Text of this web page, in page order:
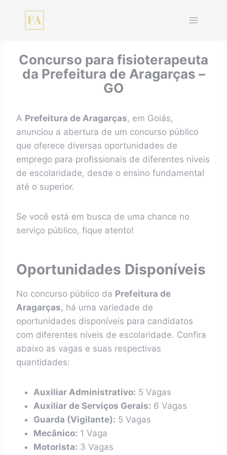
Concurso para fisioterapeuta
da Prefeitura de Aragarças –
GO
A Prefeitura de Aragarças, em Goiás,
anunciou a abertura de um concurso público
que oferece diversas oportunidades de
emprego para profissionais de diferentes níveis
de escolaridade, desde o ensino fundamental
até o superior.
Se você está em busca de uma chance no
serviço público, fique atento!
Oportunidades Disponíveis
No concurso público da Prefeitura de
Aragarças, há uma variedade de
oportunidades disponíveis para candidatos
com diferentes níveis de escolaridade. Confira
abaixo as vagas e suas respectivas
quantidades:
Auxiliar Administrativo: 5 Vagas
Auxiliar de Serviços Gerais: 6 Vagas
Guarda (Vigilante): 5 Vagas
Mecânico: 1 Vaga
Motorista: 3 Vagas